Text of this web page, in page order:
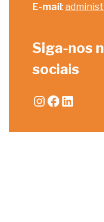
E-mail:
Siga-nos
sociais
Instagram
Facebook